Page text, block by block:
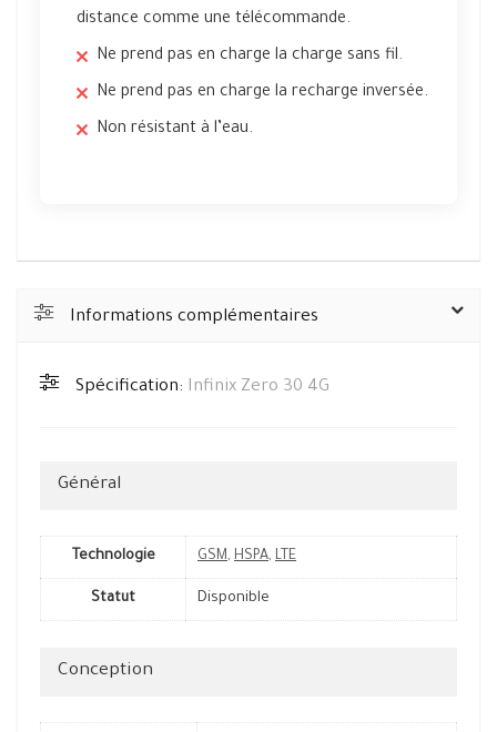
distance comme une télécommande.
Ne prend pas en charge la charge sans fil.
Ne prend pas en charge la recharge inversée.
Non résistant à l’eau.
Informations complémentaires
Spécification: Infinix Zero 30 4G
Général
Technologie GSM, HSPA, LTE
Statut Disponible
Conception